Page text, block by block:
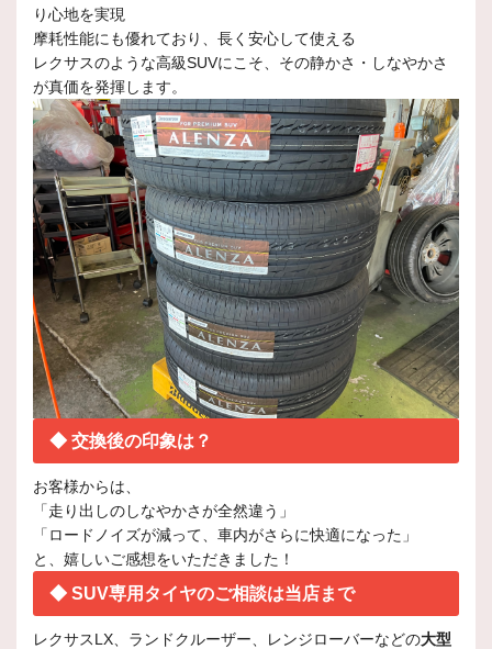
り心地を実現
摩耗性能にも優れており、長く安心して使える
レクサスのような高級SUVにこそ、その静かさ・しなやかさ
が真価を発揮します。
◆ 交換後の印象は？
お客様からは、
「走り出しのしなやかさが全然違う」
「ロードノイズが減って、車内がさらに快適になった」
と、嬉しいご感想をいただきました！
◆ SUV専用タイヤのご相談は当店まで
レクサスLX、ランドクルーザー、レンジローバーなどの大型